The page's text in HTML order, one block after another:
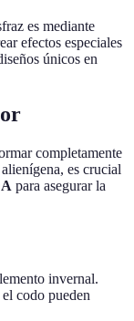
es mediante
efectos especiales
únicos en
completamente
es crucial
para asegurar la
invernal.
codo pueden